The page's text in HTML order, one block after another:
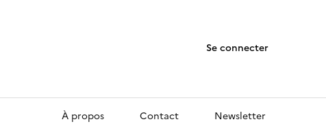
Se connecter
À propos Contact Newsletter